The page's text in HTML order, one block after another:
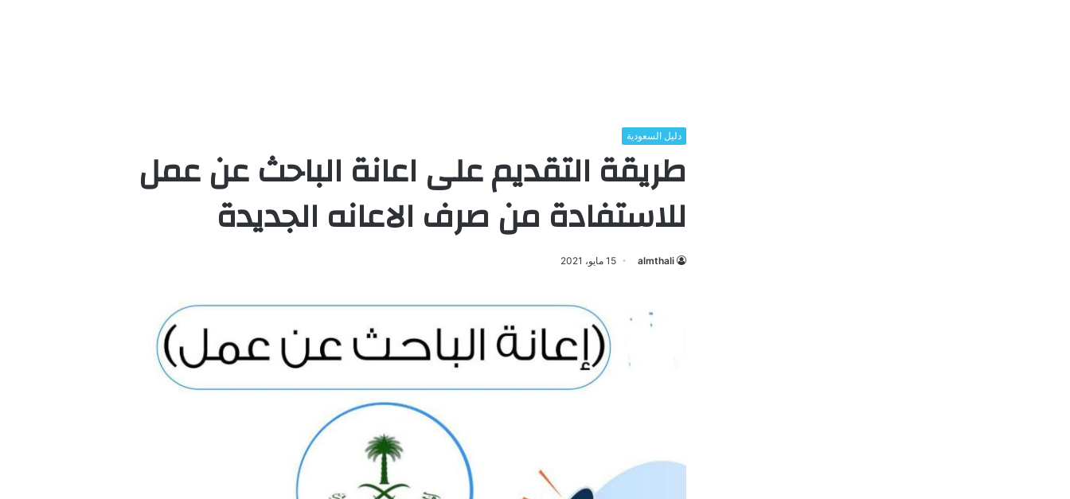
دليل السعودية
طريقة التقديم على اعانة الباحث عن عمل
للاستفادة من صرف الاعانه الجديدة
almthali 15 مايو، 2021